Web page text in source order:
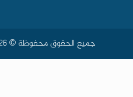
جميع الحقوق محفوظة © 2026 السوري اليوم | صنع بـ